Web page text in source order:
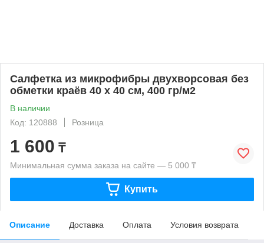
Салфетка из микрофибры двухворсовая без
обметки краёв 40 х 40 см, 400 гр/м2
В наличии
Код: 120888
Розница
1 600 ₸
Минимальная сумма заказа на сайте — 5 000 ₸
Купить
Описание Доставка Оплата Условия возврата